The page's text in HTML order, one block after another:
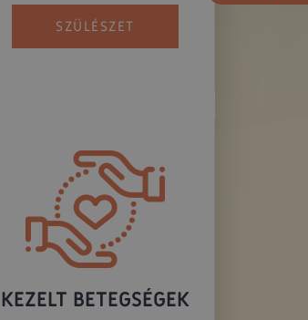
SZÜLÉSZET
KEZELT BETEGSÉGEK